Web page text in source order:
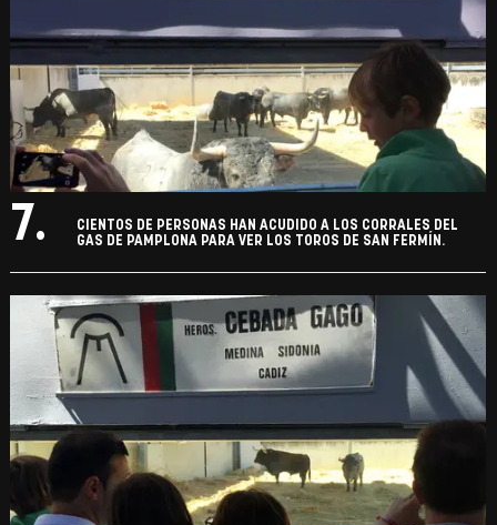
7.
CIENTOS DE PERSONAS HAN ACUDIDO A LOS CORRALES DEL
GAS DE PAMPLONA PARA VER LOS TOROS DE SAN FERMÍN.